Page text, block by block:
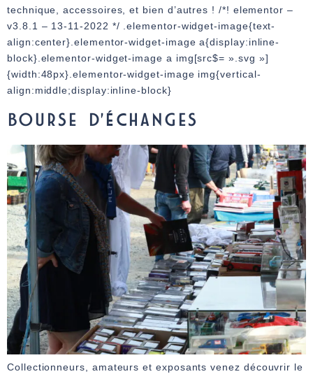
technique, accessoires, et bien d’autres ! /*! elementor –
v3.8.1 – 13-11-2022 */ .elementor-widget-image{text-
align:center}.elementor-widget-image a{display:inline-
block}.elementor-widget-image a img[src$= ».svg »]
{width:48px}.elementor-widget-image img{vertical-
align:middle;display:inline-block}
BOURSE D’ÉCHANGES
Collectionneurs, amateurs et exposants venez découvrir le